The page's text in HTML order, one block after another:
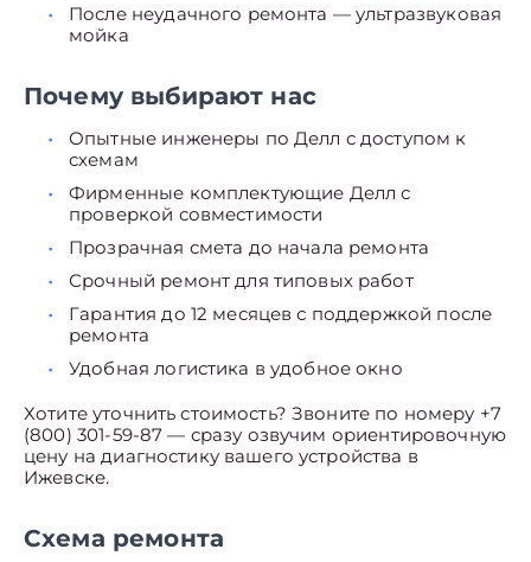
После неудачного ремонта — ультразвуковая
мойка
Почему выбирают нас
Опытные инженеры по Делл с доступом к
схемам
Фирменные комплектующие Делл с
проверкой совместимости
Прозрачная смета до начала ремонта
Срочный ремонт для типовых работ
Гарантия до 12 месяцев с поддержкой после
ремонта
Удобная логистика в удобное окно
Хотите уточнить стоимость? Звоните по номеру +7
(800) 301-59-87 — сразу озвучим ориентировочную
цену на диагностику вашего устройства в
Ижевске.
Схема ремонта